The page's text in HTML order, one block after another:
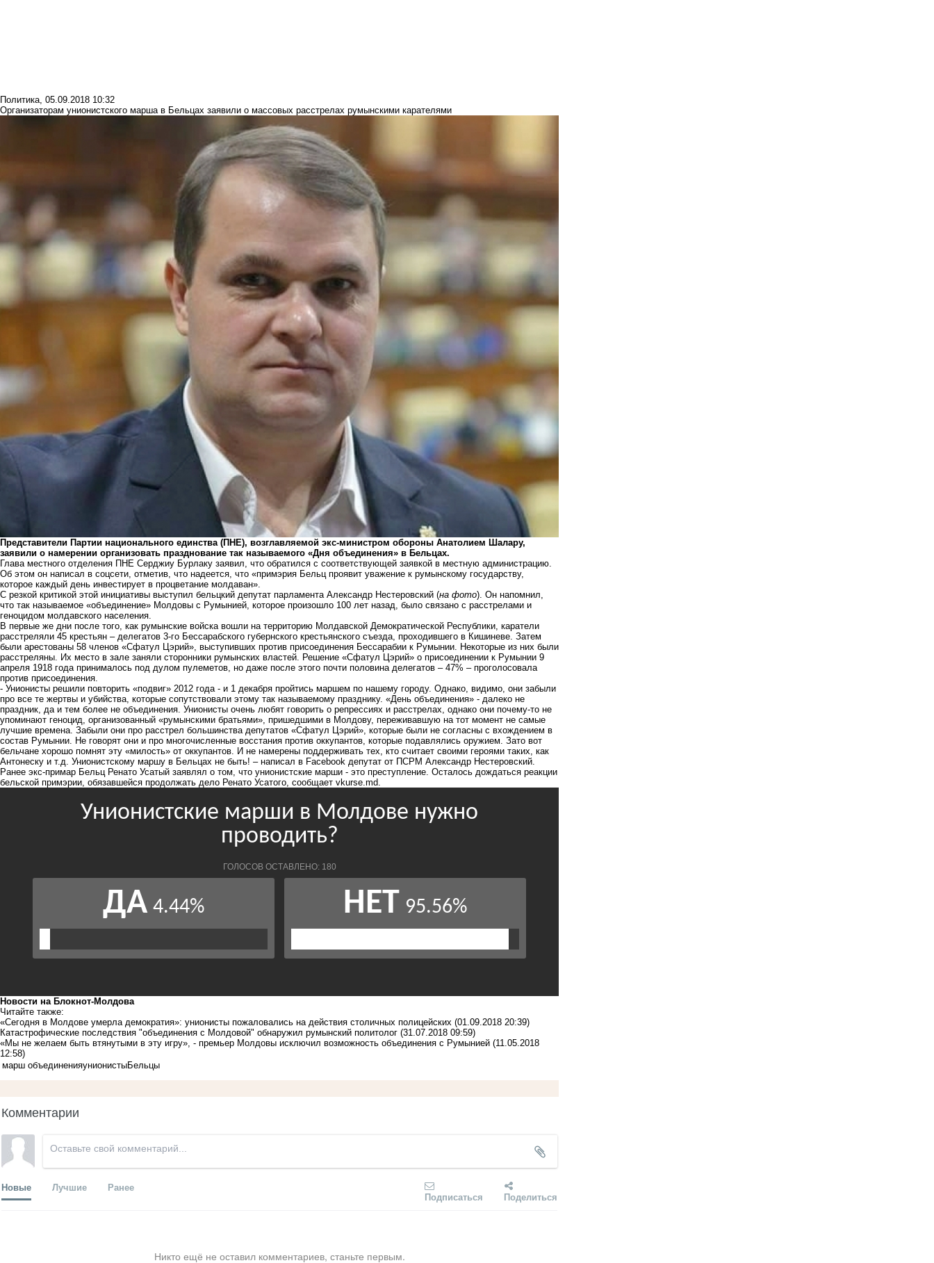
Политика, 05.09.2018 10:32
Организаторам унионистского марша в Бельцах заявили о массовых расстрелах румынскими карателями
Представители Партии национального единства (ПНЕ), возглавляемой экс-министром обороны Анатолием Шалару,
заявили о намерении организовать празднование так называемого «Дня объединения» в Бельцах.
Глава местного отделения ПНЕ Серджиу Бурлаку заявил, что обратился с соответствующей заявкой в местную администрацию.
Об этом он написал в соцсети, отметив, что надеется, что «примэрия Бельц проявит уважение к румынскому государству,
которое каждый день инвестирует в процветание молдаван».
С резкой критикой этой инициативы выступил бельцкий депутат парламента Александр Нестеровский (на фото). Он напомнил,
что так называемое «объединение» Молдовы с Румынией, которое произошло 100 лет назад, было связано с расстрелами и
геноцидом молдавского населения.
В первые же дни после того, как румынские войска вошли на территорию Молдавской Демократической Республики, каратели
расстреляли 45 крестьян – делегатов 3-го Бессарабского губернского крестьянского съезда, проходившего в Кишиневе. Затем
были арестованы 58 членов «Сфатул Цэрий», выступивших против присоединения Бессарабии к Румынии. Некоторые из них были
расстреляны. Их место в зале заняли сторонники румынских властей. Решение «Сфатул Цэрий» о присоединении к Румынии 9
апреля 1918 года принималось под дулом пулеметов, но даже после этого почти половина делегатов – 47% – проголосовала
против присоединения.
- Унионисты решили повторить «подвиг» 2012 года - и 1 декабря пройтись маршем по нашему городу. Однако, видимо, они забыли
про все те жертвы и убийства, которые сопутствовали этому так называемому празднику. «День объединения» - далеко не
праздник, да и тем более не объединения. Унионисты очень любят говорить о репрессиях и расстрелах, однако они почему-то не
упоминают геноцид, организованный «румынскими братьями», пришедшими в Молдову, переживавшую на тот момент не самые
лучшие времена. Забыли они про расстрел большинства депутатов «Сфатул Цэрий», которые были не согласны с вхождением в
состав Румынии. Не говорят они и про многочисленные восстания против оккупантов, которые подавлялись оружием. Зато вот
бельчане хорошо помнят эту «милость» от оккупантов. И не намерены поддерживать тех, кто считает своими героями таких, как
Антонеску и т.д. Унионистскому маршу в Бельцах не быть! – написал в Facebook депутат от ПСРМ Александр Нестеровский.
Ранее экс-примар Бельц Ренато Усатый заявлял о том, что унионистские марши - это преступление. Осталось дождаться реакции
бельской примэрии, обязавшейся продолжать дело Ренато Усатого, сообщает vkurse.md.
Новости на Блoкнoт-Молдова
Читайте также:
«Сегодня в Молдове умерла демократия»: унионисты пожаловались на действия столичных полицейских (01.09.2018 20:39)
Катастрофические последствия "объединения с Молдовой" обнаружил румынский политолог (31.07.2018 09:59)
«Мы не желаем быть втянутыми в эту игру», - премьер Молдовы исключил возможность объединения с Румынией (11.05.2018
12:58)
марш объединенияунионистыБельцы
Комментарии
Новые Лучшие Ранее
Подписаться Поделиться
Никто ещё не оставил комментариев, станьте первым.